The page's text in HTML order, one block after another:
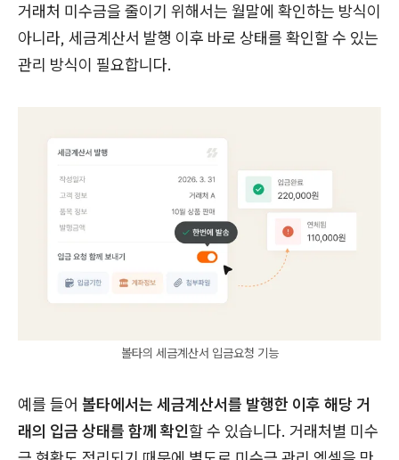
거래처 미수금을 줄이기 위해서는 월말에 확인하는 방식이
아니라, 세금계산서 발행 이후 바로 상태를 확인할 수 있는
관리 방식이 필요합니다.
볼타의 세금계산서 입금요청 기능
예를 들어 볼타에서는 세금계산서를 발행한 이후 해당 거
래의 입금 상태를 함께 확인할 수 있습니다. 거래처별 미수